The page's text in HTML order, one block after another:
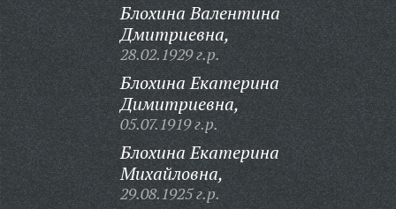
Блохина Валентина
Дмитриевна,
28.02.1929 г.р.
Блохина Екатерина
Димитриевна,
05.07.1919 г.р.
Блохина Екатерина
Михайловна,
29.08.1925 г.р.